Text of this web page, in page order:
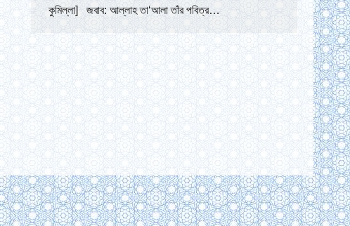
কুমিল্লা] জবাব: আল্লাহ তা‘আলা তাঁর পবিত্র…